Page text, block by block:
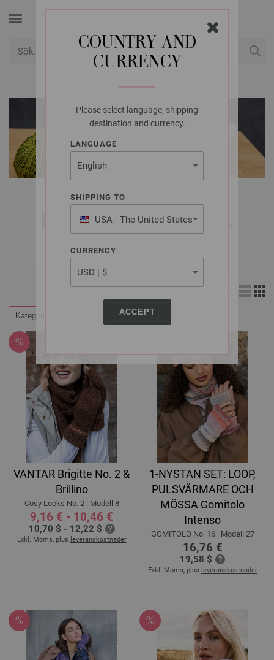
COUNTRY AND
CURRENCY
Please select language, shipping
destination and currency.
LANGUAGE
SHIPPING TO
USA - The United States
of America
CURRENCY
ACCEPT
MODELLPAKET
KVINNA | VÄRMARE &
VANTAR
Kategorier Filtrera efter
VANTAR Brigitte No. 2 &
Brillino
Cosy Looks No. 2 | Modell 8
9,16 € - 10,46 €
10,70 $ - 12,22 $
Exkl. Moms, plus leveranskostnader
1-NYSTAN SET: LOOP,
PULSVÄRMARE OCH
MÖSSA Gomitolo
Intenso
GOMITOLO No. 16 | Modell 27
16,76 €
19,58 $
Exkl. Moms, plus leveranskostnader